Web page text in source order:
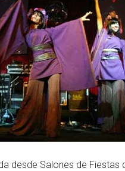
desde Salones de Fiestas